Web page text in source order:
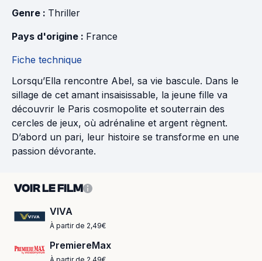
Genre : Thriller
Pays d'origine : France
Fiche technique
Lorsqu’Ella rencontre Abel, sa vie bascule. Dans le
sillage de cet amant insaisissable, la jeune fille va
découvrir le Paris cosmopolite et souterrain des
cercles de jeux, où adrénaline et argent règnent.
D’abord un pari, leur histoire se transforme en une
passion dévorante.
VOIR LE FILM
VIVA
À partir de 2,49€
PremiereMax